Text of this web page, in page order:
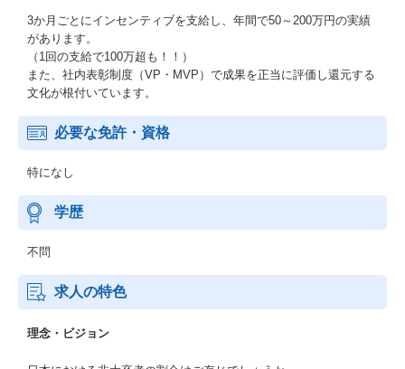
3か月ごとにインセンティブを支給し、年間で50～200万円の実績
があります。
（1回の支給で100万超も！！）
また、社内表彰制度（VP・MVP）で成果を正当に評価し還元する
文化が根付いています。
必要な免許・資格
特になし
学歴
不問
求人の特色
理念・ビジョン